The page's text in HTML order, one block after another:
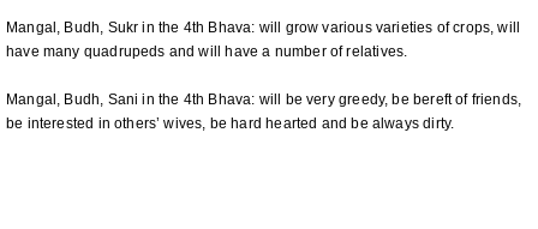
Mangal, Budh, Sukr in the 4th Bhava: will grow various varieties of crops, will
have many quadrupeds and will have a number of relatives.
Mangal, Budh, Sani in the 4th Bhava: will be very greedy, be bereft of friends,
be interested in others’ wives, be hard hearted and be always dirty.